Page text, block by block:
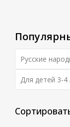
Русские
Для детей 3-4